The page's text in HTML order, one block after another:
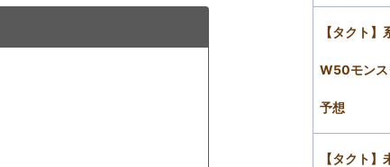
【タクト】
W50モンス
予想
【タクト】